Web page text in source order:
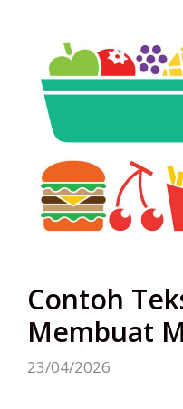
Contoh
Membuat
23/04/2026